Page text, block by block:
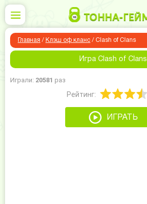
Главная / Клэш оф кланс / Clash of Clans
Игра Clash of Clans
Играли: 20581 раз
Рейтинг:
ИГРАТЬ